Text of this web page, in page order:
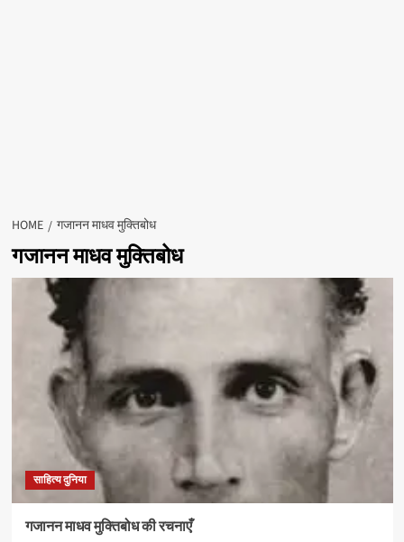
HOME गजानन माधव मुक्तिबोध
गजानन माधव मुक्तिबोध
साहित्य दुनिया
गजानन माधव मुक्तिबोध की रचनाएँ